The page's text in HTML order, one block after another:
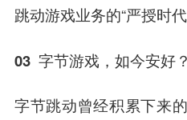
跳动游戏业务的“严授时代
03 字节游戏，如今安好？
字节跳动曾经积累下来